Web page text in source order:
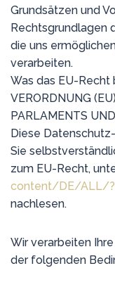
Grundsätzen und
Rechtsgrundlagen
die uns
verarbeiten.
Was das EU-Recht
VERORDNUNG
PARLAMENTS
Diese
Sie
zum EU-Recht,
content/DE/ALL/
nachlesen.
Wir verarbeiten
der folgenden